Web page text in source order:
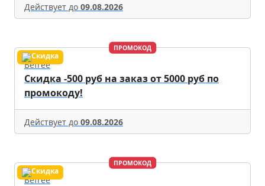
Действует до 09.08.2026
ПРОМОКОД
Befree
Скидка -500 руб на заказ от 5000 руб по
промокоду!
Действует до 09.08.2026
ПРОМОКОД
Befree